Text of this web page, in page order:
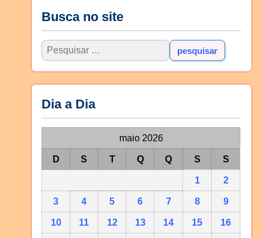
Busca no site
Dia a Dia
maio 2026
D S T Q Q S S
1 2
3 4 5 6 7 8 9
10 11 12 13 14 15 16